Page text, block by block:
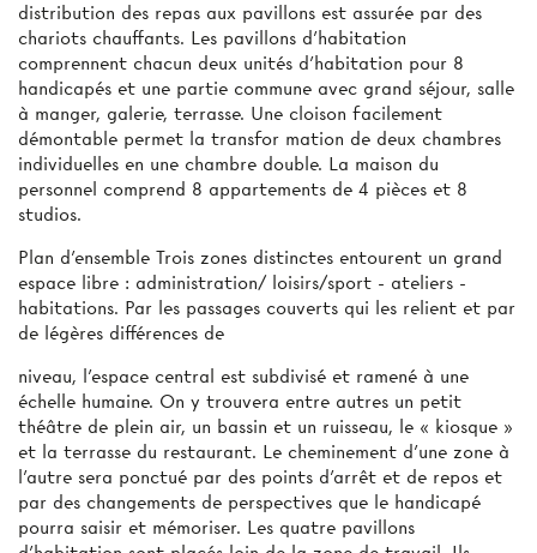
distribution des repas aux pavillons est assurée par des
chariots chauffants. Les pavillons d’habitation
comprennent chacun deux unités d’habitation pour 8
handicapés et une partie commune avec grand séjour, salle
à manger, galerie, terrasse. Une cloison facilement
démontable permet la transfor­ mation de deux chambres
individuelles en une chambre double. La maison du
personnel comprend 8 appartements de 4 pièces et 8
studios.
Plan d'ensemble Trois zones distinctes entourent un grand
espace libre : administration/ loisirs/sport - ateliers -
habitations. Par les passages couverts qui les relient et par
de légères différences de
niveau, l'espace central est subdivisé et ramené à une
échelle humaine. On y trouvera entre autres un petit
théâtre de plein air, un bassin et un ruisseau, le « kiosque »
et la terrasse du restaurant. Le cheminement d'une zone à
l’autre sera ponctué par des points d’arrêt et de repos et
par des changements de perspectives que le handicapé
pourra saisir et mémoriser. Les quatre pavillons